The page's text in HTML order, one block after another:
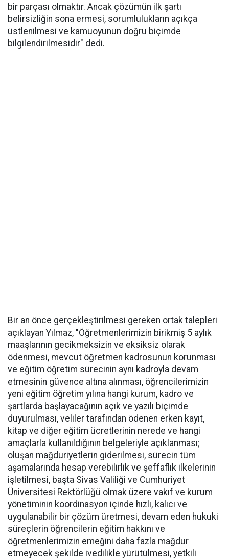
bir parçası olmaktır. Ancak çözümün ilk şartı
belirsizliğin sona ermesi, sorumlulukların açıkça
üstlenilmesi ve kamuoyunun doğru biçimde
bilgilendirilmesidir" dedi.
Bir an önce gerçekleştirilmesi gereken ortak talepleri
açıklayan Yılmaz, "Öğretmenlerimizin birikmiş 5 aylık
maaşlarının gecikmeksizin ve eksiksiz olarak
ödenmesi, mevcut öğretmen kadrosunun korunması
ve eğitim öğretim sürecinin aynı kadroyla devam
etmesinin güvence altına alınması, öğrencilerimizin
yeni eğitim öğretim yılına hangi kurum, kadro ve
şartlarda başlayacağının açık ve yazılı biçimde
duyurulması, veliler tarafından ödenen erken kayıt,
kitap ve diğer eğitim ücretlerinin nerede ve hangi
amaçlarla kullanıldığının belgeleriyle açıklanması;
oluşan mağduriyetlerin giderilmesi, sürecin tüm
aşamalarında hesap verebilirlik ve şeffaflık ilkelerinin
işletilmesi, başta Sivas Valiliği ve Cumhuriyet
Üniversitesi Rektörlüğü olmak üzere vakıf ve kurum
yönetiminin koordinasyon içinde hızlı, kalıcı ve
uygulanabilir bir çözüm üretmesi, devam eden hukuki
süreçlerin öğrencilerin eğitim hakkını ve
öğretmenlerimizin emeğini daha fazla mağdur
etmeyecek şekilde ivedilikle yürütülmesi, yetkili